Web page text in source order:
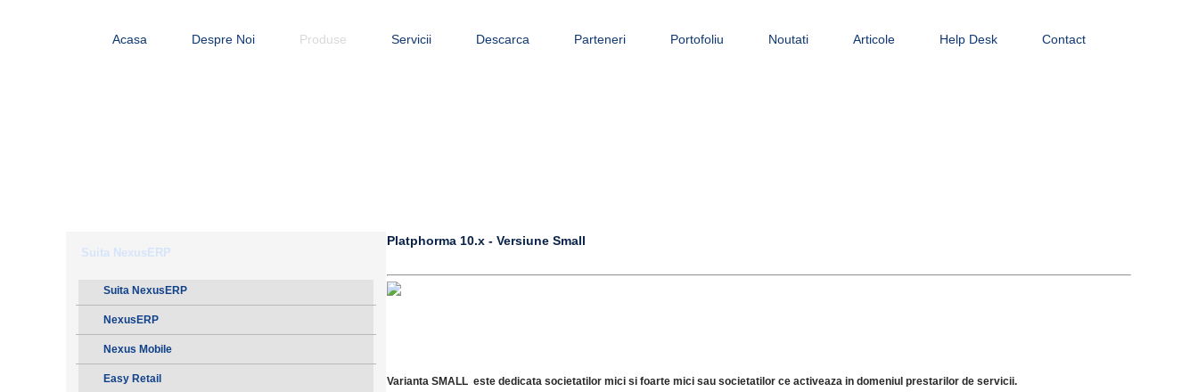
Acasa Despre Noi Produse Servicii Descarca Parteneri Portofoliu Noutati Articole Help Desk Contact
Suita NexusERP
Suita NexusERP
NexusERP
Nexus Mobile
Easy Retail
Platphorma 10.x - Versiune Small
Varianta SMALL este dedicata societatilor mici si foarte mici sau societatilor ce activeaza in domeniul prestarilor de servicii.